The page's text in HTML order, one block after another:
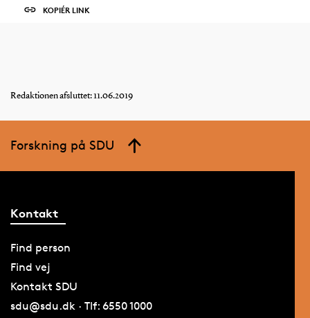
KOPIÉR LINK
Redaktionen afsluttet: 11.06.2019
Forskning på SDU
Kontakt
Find person
Find vej
Kontakt SDU
sdu@sdu.dk · Tlf: 6550 1000